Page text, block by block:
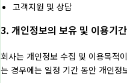
고객지원 및 상담
3. 개인정보의 보유 및 이용기간
회사는 개인정보 수집 및 이용목적
는 경우에는 일정 기간 동안 개인정